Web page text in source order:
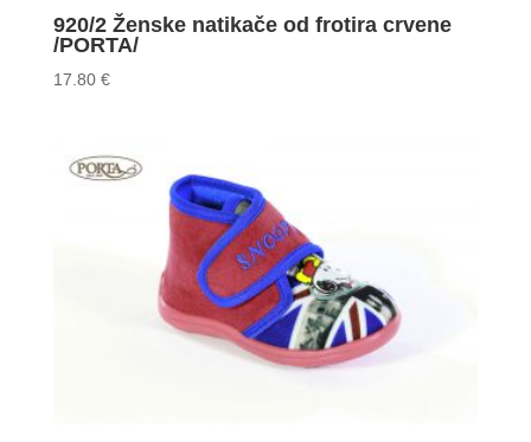
920/2 Ženske natikače od frotira crvene
/PORTA/
17.80 €